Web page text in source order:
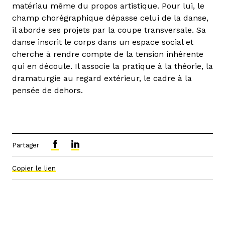
matériau même du propos artistique. Pour lui, le
champ chorégraphique dépasse celui de la danse,
il aborde ses projets par la coupe transversale. Sa
danse inscrit le corps dans un espace social et
cherche à rendre compte de la tension inhérente
qui en découle. Il associe la pratique à la théorie, la
dramaturgie au regard extérieur, le cadre à la
pensée de dehors.
Partager
Copier le lien